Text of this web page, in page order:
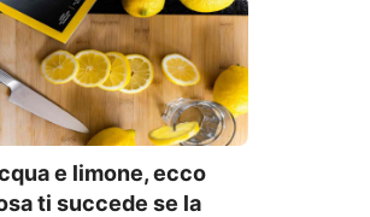
e limone, ecco
ti succede se la